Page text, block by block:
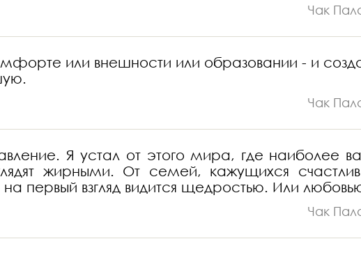
Чак
или внешности или образовании - и
Чак
Я устал от этого мира, где наиболее
жирными. От семей, кажущихся
первый взгляд видится щедростью. Или
Чак